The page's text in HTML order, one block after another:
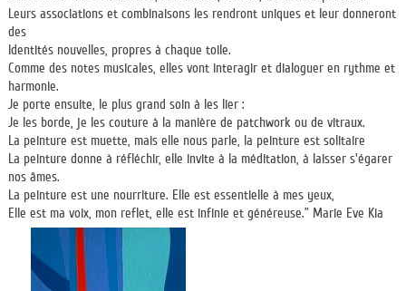
Leurs associations et combinaisons les rendront uniques et leur donneront
des
Identités nouvelles, propres à chaque toile.
Comme des notes musicales, elles vont interagir et dialoguer en rythme et
harmonie.
Je porte ensuite, le plus grand soin à les lier :
Je les borde, je les couture à la manière de patchwork ou de vitraux.
La peinture est muette, mais elle nous parle, la peinture est solitaire
La peinture donne à réfléchir, elle invite à la méditation, à laisser s'égarer
nos âmes.
La peinture est une nourriture. Elle est essentielle à mes yeux,
Elle est ma voix, mon reflet, elle est infinie et généreuse.” Marie Eve Kia